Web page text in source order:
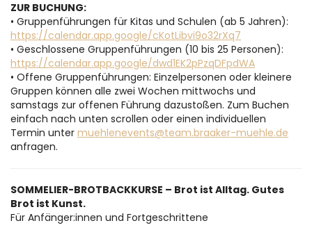
ZUR BUCHUNG:
• Gruppenführungen für Kitas und Schulen (ab 5 Jahren):
https://calendar.app.google/cKotLibvi9o32rXq7
• Geschlossene Gruppenführungen (10 bis 25 Personen):
https://calendar.app.google/dwd1EK2pPzqDFpdWA
• Offene Gruppenführungen: Einzelpersonen oder kleinere
Gruppen können alle zwei Wochen mittwochs und
samstags zur offenen Führung dazustoßen. Zum Buchen
einfach nach unten scrollen oder einen individuellen
Termin unter muehlenevents@team.braaker-muehle.de
anfragen.
SOMMELIER-BROTBACKKURSE – Brot ist Alltag. Gutes
Brot ist Kunst.
Für Anfänger:innen und Fortgeschrittene